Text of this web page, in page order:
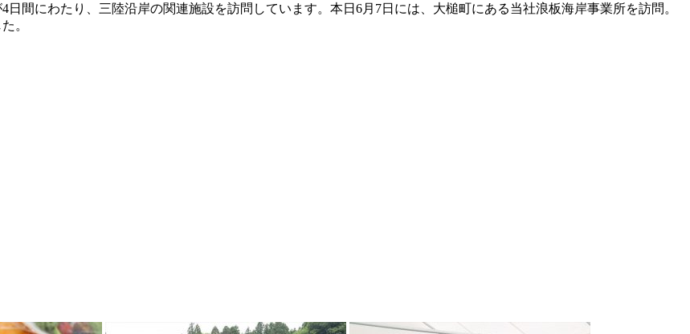
4日間にわたり、三陸沿岸の関連施設を訪問しています。本日6月7日には、大槌町にある当社浪板海岸事業所を訪問。
。